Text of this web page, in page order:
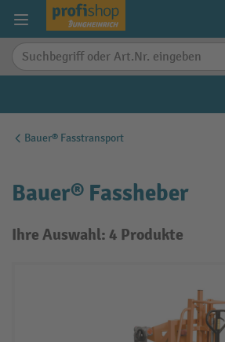
springen
Bauer® Fasstransport
Bauer® Fassheber
Ihre Auswahl: 4 Produkte